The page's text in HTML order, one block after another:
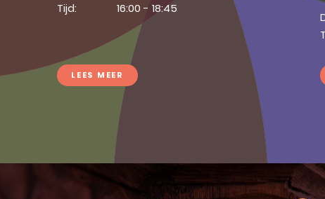
Tijd:
16:00 - 18:45
LEES MEER